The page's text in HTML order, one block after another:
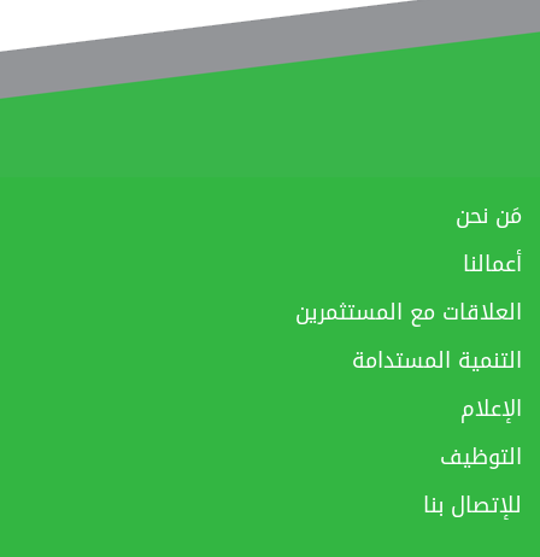
مَن نحن
أعمالنا
العلاقات مع المستثمرين
التنمية المستدامة
الإعلام
التوظيف
للإتصال بنا